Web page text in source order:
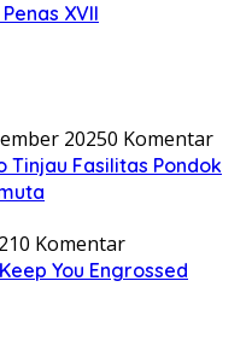
XVII
20250 Komentar
Tinjau Fasilitas Pondok
0 Komentar
You Engrossed